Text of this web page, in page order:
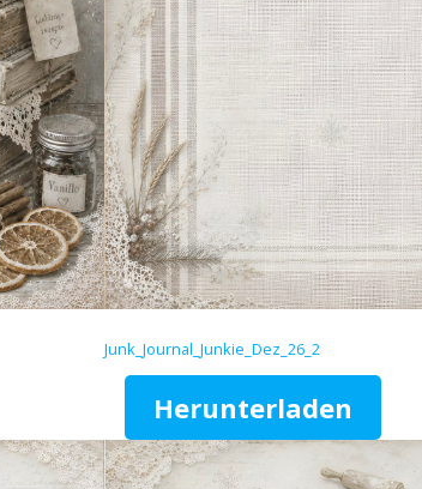
Junk_Journal_Junkie_Dez_26_2
Herunterladen